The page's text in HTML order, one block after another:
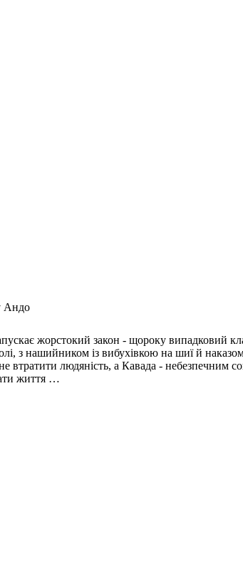
Андо
жорстокий закон - щороку випадковий
з нашийником із вибухівкою на шиї й
людяність, а Кавада - небезпечним
життя …